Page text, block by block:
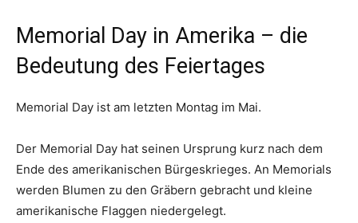
Memorial Day in Amerika – die
Bedeutung des Feiertages
Memorial Day ist am letzten Montag im Mai.
Der Memorial Day hat seinen Ursprung kurz nach dem
Ende des amerikanischen Bürgeskrieges. An Memorials
werden Blumen zu den Gräbern gebracht und kleine
amerikanische Flaggen niedergelegt.